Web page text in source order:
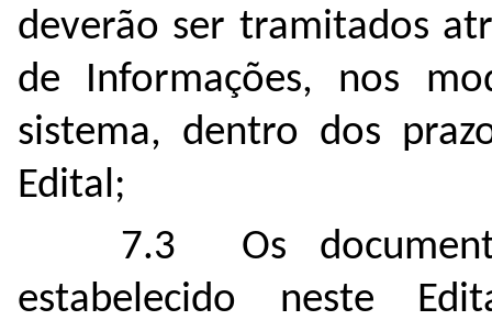
deverão ser tramitados
de Informações, nos
sistema, dentro dos
Edital;
7.3 Os
estabelecido neste